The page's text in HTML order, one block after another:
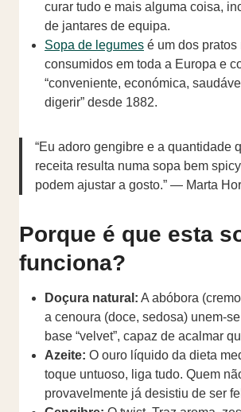
curar tudo e mais alguma coisa,
de jantares de equipa.
Sopa de legumes é um dos pratos
consumidos em toda a Europa e
“conveniente, económica,
digerir” desde 1882.
“Eu adoro gengibre e a quantidade
receita resulta numa sopa bem
podem ajustar a gosto.” — Marta
Porque é que esta
funciona?
Doçura natural: A abóbora
a cenoura (doce, sedosa) unem-
base “velvet”, capaz de acalmar
Azeite: O ouro líquido da dieta
toque untuoso, liga tudo. Quem
provavelmente já desistiu de ser